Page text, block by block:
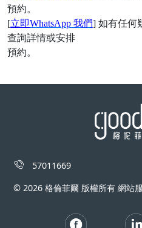
預約。
[立即WhatsApp 我們] 如有任何
查詢詳情或安排
預約。
57011669
© 2026 格倫菲爾 版權所有 網站